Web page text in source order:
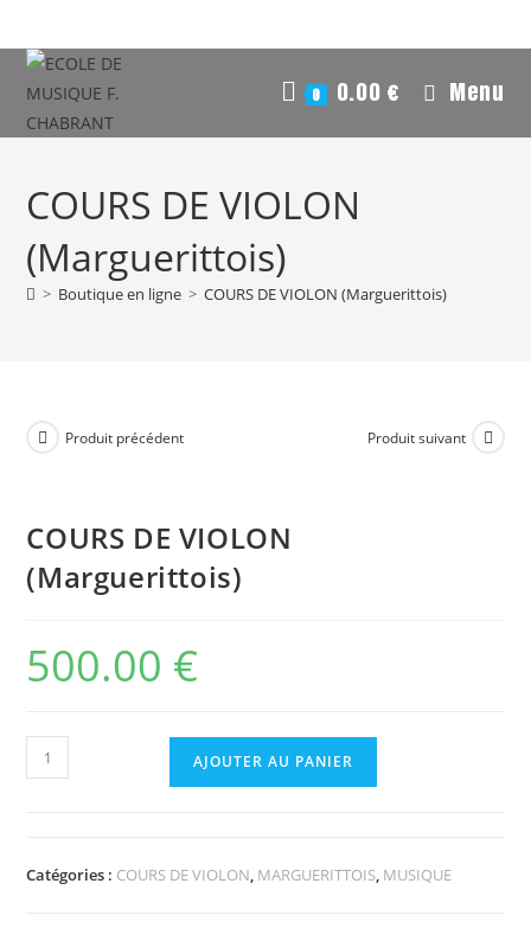
0 0.00 € Menu
COURS DE VIOLON
(Marguerittois)
> Boutique en ligne > COURS DE VIOLON (Marguerittois)
Produit précédent Produit suivant
COURS DE VIOLON
(Marguerittois)
500.00 €
AJOUTER AU PANIER
Catégories : COURS DE VIOLON, MARGUERITTOIS, MUSIQUE